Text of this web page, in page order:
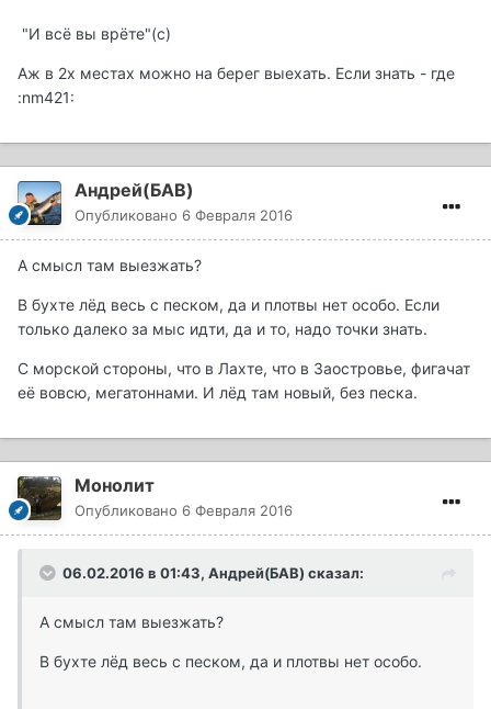
"И всё вы врёте"(с)
Аж в 2х местах можно на берег выехать. Если знать - где
:nm421:
Андрей(БАВ)
Опубликовано 6 Февраля 2016
А смысл там выезжать?
В бухте лёд весь с песком, да и плотвы нет особо. Если
только далеко за мыс идти, да и то, надо точки знать.
С морской стороны, что в Лахте, что в Заостровье, фигачат
её вовсю, мегатоннами. И лёд там новый, без песка.
Монолит
Опубликовано 6 Февраля 2016
06.02.2016 в 01:43, Андрей(БАВ) сказал:
А смысл там выезжать?
В бухте лёд весь с песком, да и плотвы нет особо.